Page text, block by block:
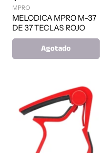
MPRO
MELODICA MPRO M-37
DE 37 TECLAS ROJO
Agotado